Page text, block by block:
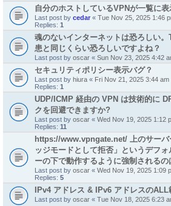
自分のホストしているVPNが一覧に表
Last post by cedar « Tue Nov 25, 2025 1:46
Replies: 1
魂のないインターネットは恐ろしい
患と同じくらい恐ろしいですよね？
Last post by oscar « Sun Nov 23, 2025 4:42
セキュリティポリシー表示バグ？
Last post by hiura « Fri Nov 21, 2025 3:44 am
Replies: 1
UDP/ICMP 経由の VPN は技術的に
クを回避できますか?
Last post by oscar « Wed Nov 19, 2025 1:12
Replies: 11
https://www.vpngate.net/ 上のサーバ
ッジモードとして拒否」というデフ
ーの下で動作するように強制される
Last post by oscar « Wed Nov 19, 2025 1:09
Replies: 5
IPv4 アドレス & IPv6 アドレスのALL
Last post by oscar « Tue Nov 18, 2025 6:23